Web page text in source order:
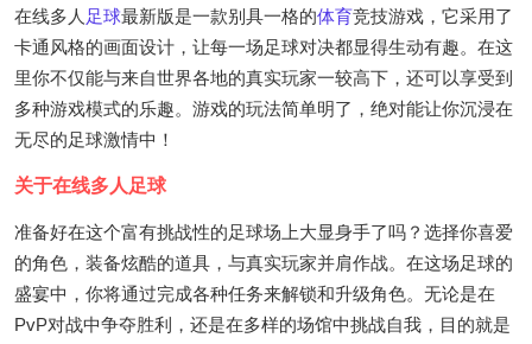
在线多人 足球最新版是一款别具一格的体育竞技游戏，它采用了
卡通风格的画面设计，让每一场足球对决都显得生动有趣。在这
里你不仅能与来自世界各地的真实玩家一较高下，还可以享受到
多种游戏模式的乐趣。游戏的玩法简单明了，绝对能让你沉浸在
无尽的足球激情中！
关于在线多人足球
准备好在这个富有挑战性的足球场上大显身手了吗？选择你喜爱
的角色，装备炫酷的道具，与真实玩家并肩作战。在这场足球的
盛宴中，你将通过完成各种任务来解锁和升级角色。无论是在
PvP对战中争夺胜利，还是在多样的场馆中挑战自我，目的就是